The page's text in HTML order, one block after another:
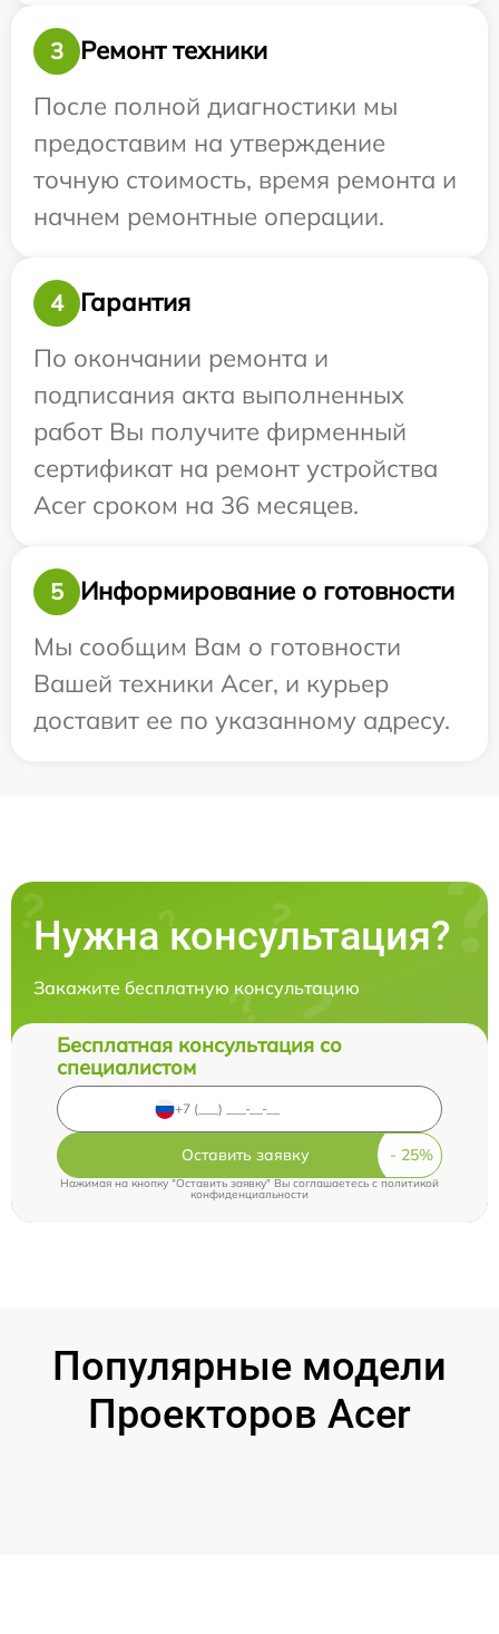
3
Ремонт техники
После полной диагностики мы
предоставим на утверждение
точную стоимость, время ремонта и
начнем ремонтные операции.
4
Гарантия
По окончании ремонта и
подписания акта выполненных
работ Вы получите фирменный
сертификат на ремонт устройства
Acer сроком на 36 месяцев.
5
Информирование о готовности
Мы сообщим Вам о готовности
Вашей техники Acer, и курьер
доставит ее по указанному адресу.
Нужна консультация?
Закажите бесплатную консультацию
Бесплатная консультация со
специалистом
Оставить заявку
Нажимая на кнопку "Оставить заявку" Вы соглашаетесь cполитикой
конфиденциальности
Популярные модели
Проекторов Acer